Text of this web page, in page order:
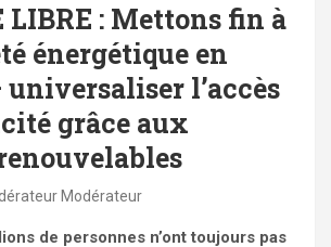
LIBRE : Mettons fin à
énergétique en
l’accès
grâce aux
Modérateur
de personnes n’ont toujours pas